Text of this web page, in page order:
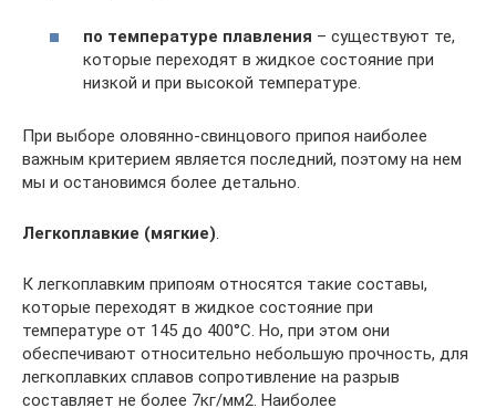
по температуре плавления – существуют те,
которые переходят в жидкое состояние при
низкой и при высокой температуре.
При выборе оловянно-свинцового припоя наиболее
важным критерием является последний, поэтому на нем
мы и остановимся более детально.
Легкоплавкие (мягкие).
К легкоплавким припоям относятся такие составы,
которые переходят в жидкое состояние при
температуре от 145 до 400°С. Но, при этом они
обеспечивают относительно небольшую прочность, для
легкоплавких сплавов сопротивление на разрыв
составляет не более 7кг/мм2. Наиболее